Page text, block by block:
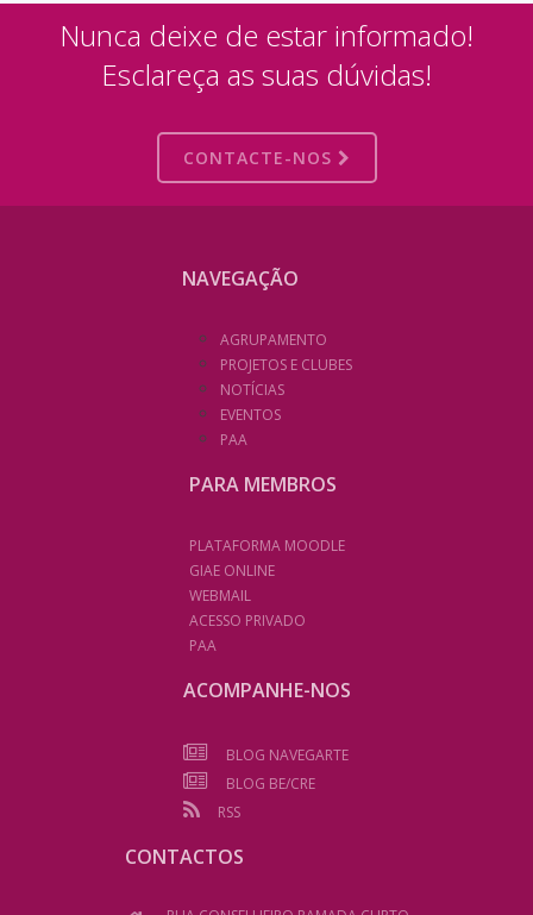
Nunca deixe de estar informado!
Esclareça as suas dúvidas!
CONTACTE-NOS
NAVEGAÇÃO
AGRUPAMENTO
PROJETOS E CLUBES
NOTÍCIAS
EVENTOS
PAA
PARA MEMBROS
PLATAFORMA MOODLE
GIAE ONLINE
WEBMAIL
ACESSO PRIVADO
PAA
ACOMPANHE-NOS
BLOG NAVEGARTE
BLOG BE/CRE
RSS
CONTACTOS